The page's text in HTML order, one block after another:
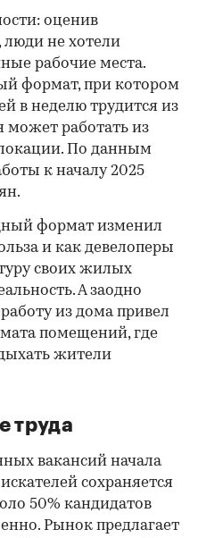
оценив
люди не хотели
рабочие места.
формат, при котором
в неделю трудится из
может работать из
По данным
к началу 2025
формат изменил
и как девелоперы
своих жилых
А заодно
из дома привел
помещений, где
жители
труда
вакансий начала
сохраняется
50% кандидатов
Рынок предлагает